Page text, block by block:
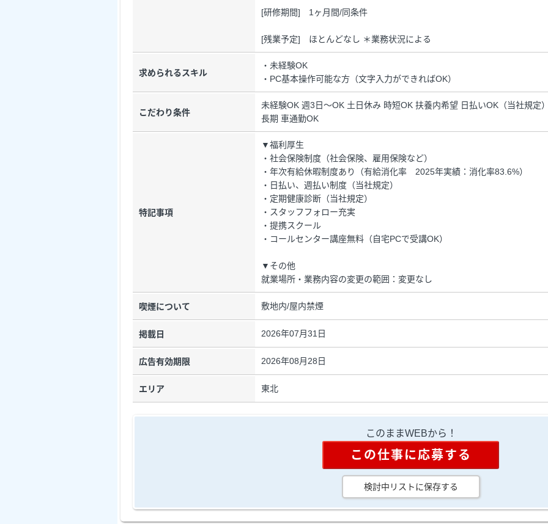
[研修期間] 1ヶ月間/同条件
[残業予定] ほとんどなし ＊業務状況による
求められるスキル
・未経験OK
・PC基本操作可能な方（文字入力ができればOK）
こだわり条件
未経験OK 週3日～OK 土日休み 時短OK 扶養内希望 日払いOK（当社規定
長期 車通勤OK
特記事項
▼福利厚生
・社会保険制度（社会保険、雇用保険など）
・年次有給休暇制度あり（有給消化率 2025年実績：消化率83.6%）
・日払い、週払い制度（当社規定）
・定期健康診断（当社規定）
・スタッフフォロー充実
・提携スクール
・コールセンター講座無料（自宅PCで受講OK）
▼その他
就業場所・業務内容の変更の範囲：変更なし
喫煙について 敷地内/屋内禁煙
掲載日 2026年07月31日
広告有効期限 2026年08月28日
エリア 東北
このままWEBから！
この仕事に応募する
検討中リストに保存する